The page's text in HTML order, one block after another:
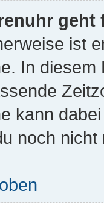
geht
ist
In diesem
kann
noch